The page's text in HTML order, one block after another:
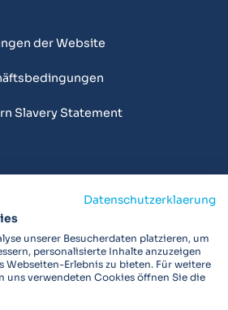
der Website
Slavery Statement
Hersteller von Spirometern,
Filtern zur sicheren
Darüber hinaus sind wir weltweit
Provider für klinische
Datenschutzerklaerung
unserer Besucherdaten platzieren, um
personalisierte Inhalte anzuzeigen
Webseiten-Erlebnis zu bieten. Für weitere
uns verwendeten Cookies öffnen Sie die